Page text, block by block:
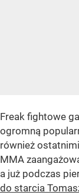
Freak fightowe
ogromną
również
MMA
a już podczas
do starcia